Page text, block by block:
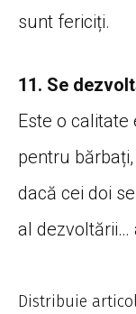
sunt fericiți.
11. Se
Este o
pentru
dacă cei doi
al dezvoltării…
Distribuie